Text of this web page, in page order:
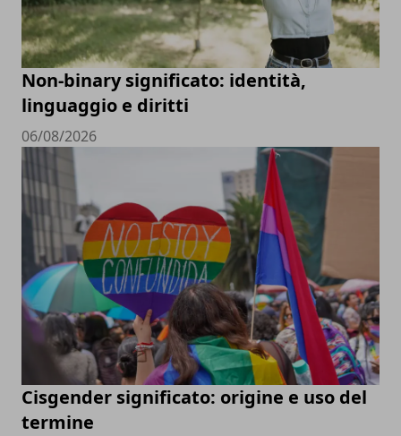
Non-binary significato: identità,
linguaggio e diritti
06/08/2026
Cisgender significato: origine e uso del
termine